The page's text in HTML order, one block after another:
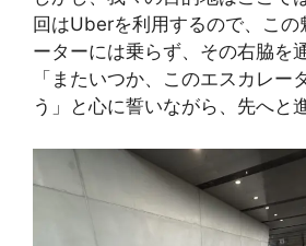
回はUberを利用するので、この
ーターには乗らず、その右脇を
「またいつか、このエスカレー
う」と心に誓いながら、先へと